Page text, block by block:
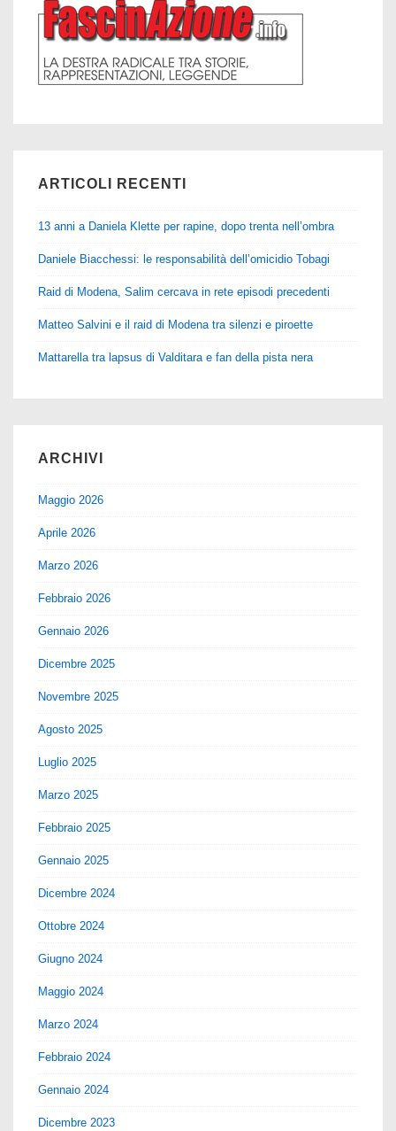
ARTICOLI RECENTI
13 anni a Daniela Klette per rapine, dopo trenta nell’ombra
Daniele Biacchessi: le responsabilità dell’omicidio Tobagi
Raid di Modena, Salim cercava in rete episodi precedenti
Matteo Salvini e il raid di Modena tra silenzi e piroette
Mattarella tra lapsus di Valditara e fan della pista nera
ARCHIVI
Maggio 2026
Aprile 2026
Marzo 2026
Febbraio 2026
Gennaio 2026
Dicembre 2025
Novembre 2025
Agosto 2025
Luglio 2025
Marzo 2025
Febbraio 2025
Gennaio 2025
Dicembre 2024
Ottobre 2024
Giugno 2024
Maggio 2024
Marzo 2024
Febbraio 2024
Gennaio 2024
Dicembre 2023